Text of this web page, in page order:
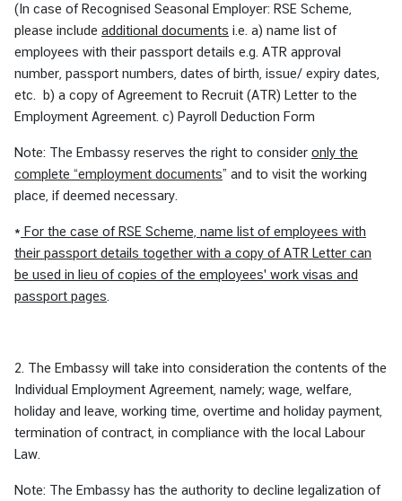
(In case of Recognised Seasonal Employer: RSE Scheme,
please include additional documents i.e. a) name list of
employees with their passport details e.g. ATR approval
number, passport numbers, dates of birth, issue/ expiry dates,
etc. b) a copy of Agreement to Recruit (ATR) Letter to the
Employment Agreement. c) Payroll Deduction Form
Note: The Embassy reserves the right to consider only the
complete “employment documents” and to visit the working
place, if deemed necessary.
* For the case of RSE Scheme, name list of employees with
their passport details together with a copy of ATR Letter can
be used in lieu of copies of the employees' work visas and
passport pages
2. The Embassy will take into consideration the contents of the
Individual Employment Agreement, namely; wage, welfare,
holiday and leave, working time, overtime and holiday payment,
termination of contract, in compliance with the local Labour
Law.
Note: The Embassy has the authority to decline legalization of